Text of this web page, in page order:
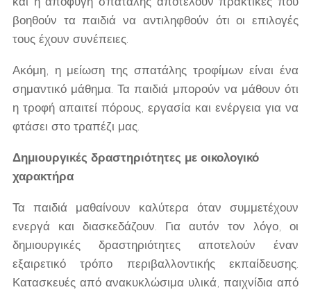
βοηθούν τα παιδιά να αντιληφθούν ότι οι επιλογές
τους έχουν συνέπειες.
Ακόμη, η μείωση της σπατάλης τροφίμων είναι ένα
σημαντικό μάθημα. Τα παιδιά μπορούν να μάθουν ότι
η τροφή απαιτεί πόρους, εργασία και ενέργεια για να
φτάσει στο τραπέζι μας.
Δημιουργικές δραστηριότητες με οικολογικό
χαρακτήρα
Τα παιδιά μαθαίνουν καλύτερα όταν συμμετέχουν
ενεργά και διασκεδάζουν. Για αυτόν τον λόγο, οι
δημιουργικές δραστηριότητες αποτελούν έναν
εξαιρετικό τρόπο περιβαλλοντικής εκπαίδευσης.
Κατασκευές από ανακυκλώσιμα υλικά, παιχνίδια από